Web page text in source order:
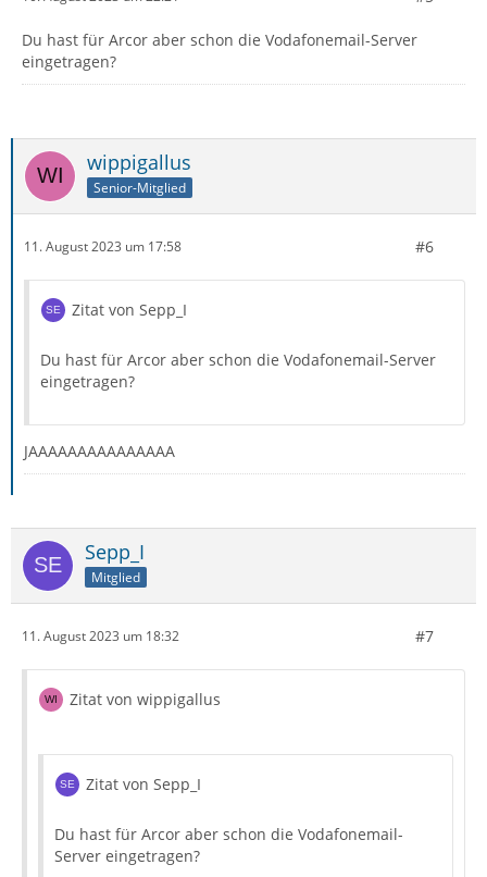
Du hast für Arcor aber schon die Vodafonemail-Server
eingetragen?
wippigallus
Senior-Mitglied
11. August 2023 um 17:58 #6
Zitat von Sepp_I
Du hast für Arcor aber schon die Vodafonemail-Server
eingetragen?
JAAAAAAAAAAAAAAA
Sepp_I
Mitglied
11. August 2023 um 18:32 #7
Zitat von wippigallus
Zitat von Sepp_I
Du hast für Arcor aber schon die Vodafonemail-
Server eingetragen?